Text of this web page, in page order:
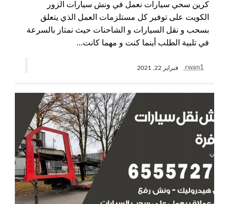
كرين سحي سيارات نعمل في ونش سيارات الزور
الكويت على توفير كل مستلزمات العمل الذي يتعلق
بسحب و نقل السيارات و الشاحنات حيث نمتاز بالسرعة
في تلبية الطلب أينما كنت و مهما كانت…
rwan1 فبراير 22, 2021